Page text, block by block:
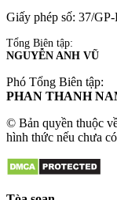
Giấy phép số: 37/
Tổng Biên tập:
NGUYỄN ANH VŨ
Phó Tổng Biên tập:
PHAN THANH
© Bản quyền thuộc
hình thức nếu chưa